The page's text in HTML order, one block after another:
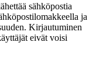
sähköpostia
ja
Kirjautuminen
eivät voisi